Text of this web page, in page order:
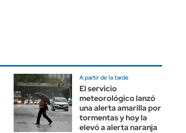
A partir de la tarde
El servicio
meteorológico lanzó
una alerta amarilla por
tormentas y hoy la
elevó a alerta naranja